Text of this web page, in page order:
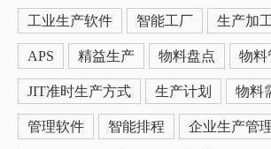
工业生产软件 智能工厂 生产加
APS 精益生产 物料盘点 物料
JIT准时生产方式 生产计划 物料
管理软件 智能排程 企业生产管